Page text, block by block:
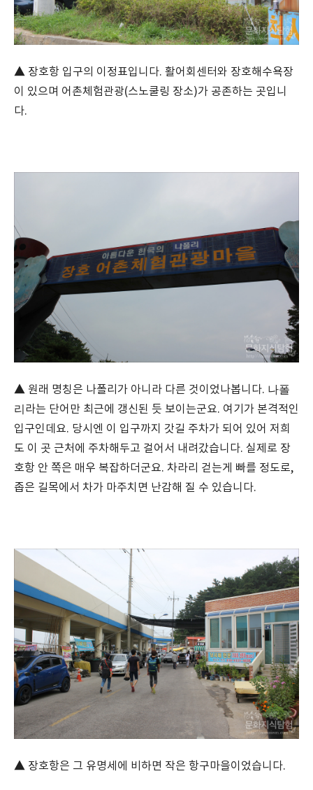
▲ 장호항 입구의 이정표입니다. 활어회센터와 장호해수욕장
이 있으며 어촌체험관광(스노쿨링 장소)가 공존하는 곳입니
다.
▲ 원래 명칭은 나폴리가 아니라 다른 것이었나봅니다. 나폴
리 라는 단어만 최근에 갱신된 듯 보이는군요. 여기가 본격적인
입구인데요. 당시엔 이 입구까지 갓길 주차가 되어 있어 저희
도 이 곳 근처에 주차해두고 걸어서 내려갔습니다. 실제로 장
호항 안 쪽은 매우 복잡하더군요. 차라리 걷는게 빠를 정도로,
좁은 길목에서 차가 마주치면 난감해 질 수 있습니다.
▲ 장호항은 그 유명세에 비하면 작은 항구마을이었습니다.